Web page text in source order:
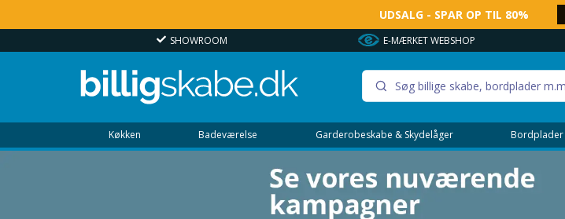
UDSALG - SPAR OP TIL 80%
SHOWROOM E-MÆRKET WEBSHOP
Køkken Badeværelse Garderobeskabe & Skydelåger Bordplader